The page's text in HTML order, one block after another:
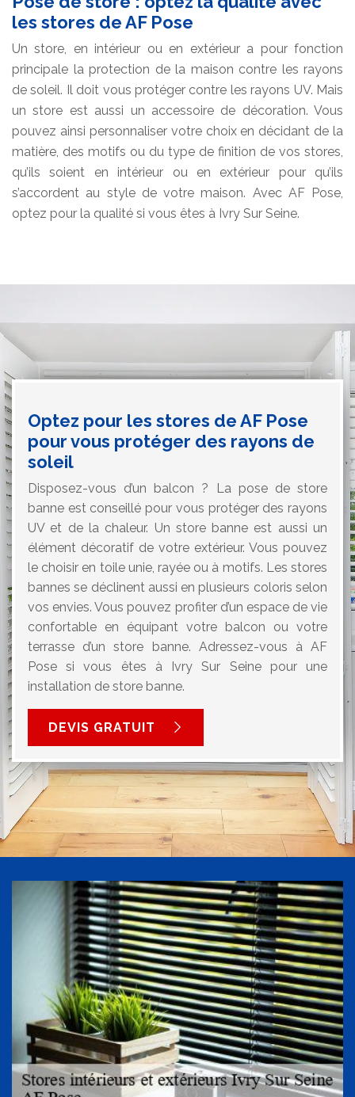
les stores de AF Pose
Un store, en intérieur ou en extérieur a pour fonction
principale la protection de la maison contre les rayons
de soleil. Il doit vous protéger contre les rayons UV. Mais
un store est aussi un accessoire de décoration. Vous
pouvez ainsi personnaliser votre choix en décidant de la
matière, des motifs ou du type de finition de vos stores,
qu’ils soient en intérieur ou en extérieur pour qu’ils
s’accordent au style de votre maison. Avec AF Pose,
optez pour la qualité si vous êtes à Ivry Sur Seine.
Optez pour les stores de AF Pose
pour vous protéger des rayons de
soleil
Disposez-vous d’un balcon ? La pose de store
banne est conseillé pour vous protéger des rayons
UV et de la chaleur. Un store banne est aussi un
élément décoratif de votre extérieur. Vous pouvez
le choisir en toile unie, rayée ou à motifs. Les stores
bannes se déclinent aussi en plusieurs coloris selon
vos envies. Vous pouvez profiter d’un espace de vie
confortable en équipant votre balcon ou votre
terrasse d’un store banne. Adressez-vous à AF
Pose si vous êtes à Ivry Sur Seine pour une
installation de store banne.
DEVIS GRATUIT